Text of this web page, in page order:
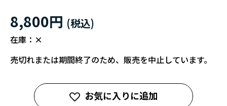
8,800円
在庫： ×
売切れまたは期間終了のため、販売を中止しています。
お気に入りに追加